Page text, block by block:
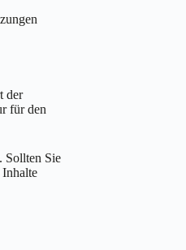
der
für den
Sollten Sie